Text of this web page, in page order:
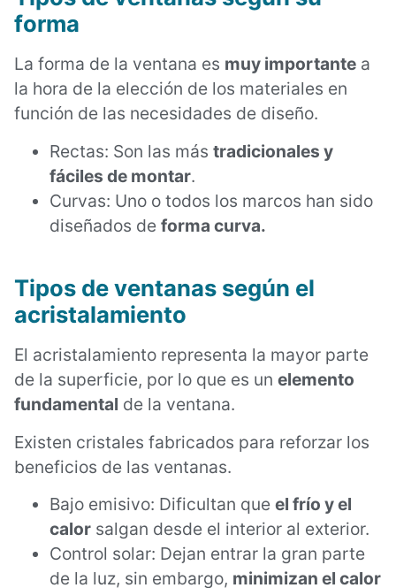
forma
La forma de la ventana es muy importante a
la hora de la elección de los materiales en
función de las necesidades de diseño.
Rectas: Son las más tradicionales y
fáciles de montar.
Curvas: Uno o todos los marcos han sido
diseñados de forma curva.
Tipos de ventanas según el
acristalamiento
El acristalamiento representa la mayor parte
de la superficie, por lo que es un elemento
fundamental de la ventana.
Existen cristales fabricados para reforzar los
beneficios de las ventanas.
Bajo emisivo: Dificultan que el frío y el
calor salgan desde el interior al exterior.
Control solar: Dejan entrar la gran parte
de la luz, sin embargo, minimizan el calor